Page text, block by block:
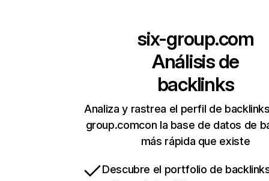
six-group.com
Análisis de
backlinks
Analiza y rastrea el perfil de
group.comcon la base de datos de
más rápida que existe
Descubre el portfolio de